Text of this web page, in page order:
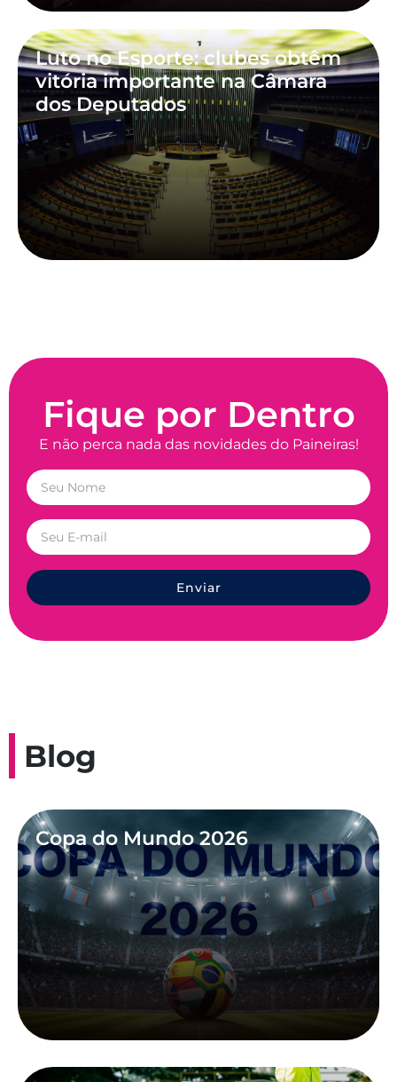
Luto no Esporte: clubes obtêm
vitória importante na Câmara
dos Deputados
Fique por Dentro
E não perca nada das novidades do Paineiras!
Enviar
Blog
Copa do Mundo 2026